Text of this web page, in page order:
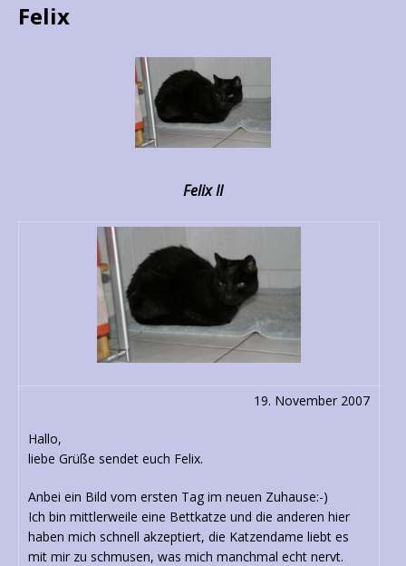
Felix
Felix II
19. November 2007
Hallo,
liebe Grüße sendet euch Felix.
Anbei ein Bild vom ersten Tag im neuen Zuhause:-)
Ich bin mittlerweile eine Bettkatze und die anderen hier
haben mich schnell akzeptiert, die Katzendame liebt es
mit mir zu schmusen, was mich manchmal echt nervt.